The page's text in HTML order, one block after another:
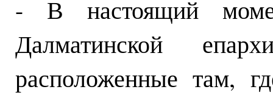
- В настоящий
Далматинской
расположенные там,